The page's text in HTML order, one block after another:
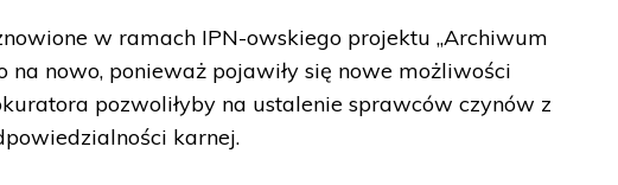
w ramach IPN-owskiego projektu „Archiwum
na nowo, ponieważ pojawiły się nowe możliwości
pozwoliłyby na ustalenie sprawców czynów z
karnej.